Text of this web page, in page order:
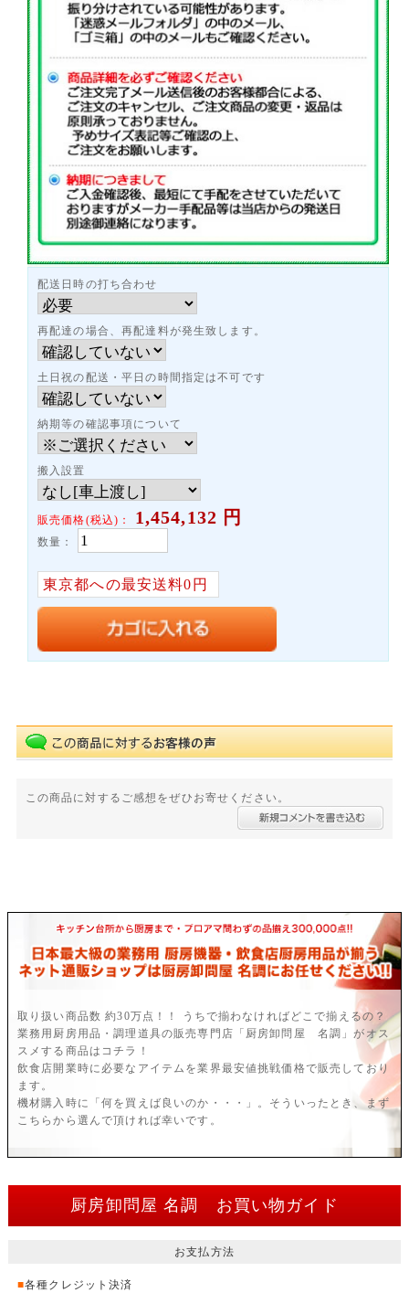
配送日時の打ち合わせ
再配達の場合、再配達料が発生致します。
土日祝の配送・平日の時間指定は不可です
納期等の確認事項について
搬入設置
販売価格(税込)： 1,454,132 円
数量：
東京都への最安送料0円
この商品に対するご感想をぜひお寄せください。
取り扱い商品数 約30万点！！ うちで揃わなければどこで揃えるの？
業務用厨房用品・調理道具の販売専門店「厨房卸問屋 名調」がオス
スメする商品はコチラ！
飲食店開業時に必要なアイテムを業界最安値挑戦価格で販売しており
ます。
機材購入時に「何を買えば良いのか・・・」。そういったとき、まず
こちらから選んで頂ければ幸いです。
厨房卸問屋 名調 お買い物ガイド
お支払方法
■各種クレジット決済